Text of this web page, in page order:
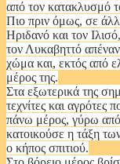
από τον κατακλυσμό
Πιο πριν όμως, σε
Ηριδανό και τον
τον Λυκαβηττό
χώμα και, εκτός από
μέρος της.
Στα εξωτερικά της
τεχνίτες και αγρότες
πάνω μέρος, γύρω από
κατοικούσε η τάξη
ο κήπος σπιτιού.